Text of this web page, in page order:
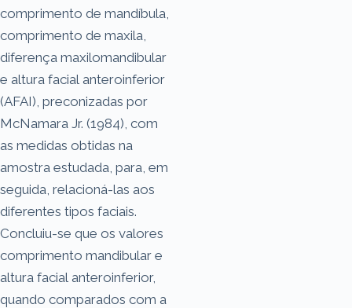
comprimento de mandíbula,
comprimento de maxila,
diferença maxilomandibular
e altura facial anteroinferior
(AFAI), preconizadas por
McNamara Jr. (1984), com
as medidas obtidas na
amostra estudada, para, em
seguida, relacioná-las aos
diferentes tipos faciais.
Concluiu-se que os valores
comprimento mandibular e
altura facial anteroinferior,
quando comparados com a